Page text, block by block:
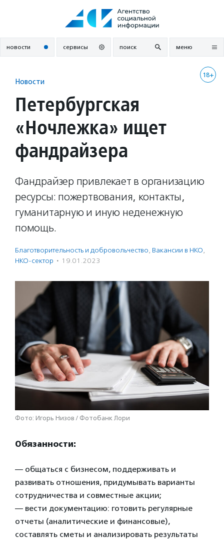
новости сервисы поиск меню
18+
Новости
Петербургская
«Ночлежка» ищет
фандрайзера
Фандрайзер привлекает в организацию
ресурсы: пожертвования, контакты,
гуманитарную и иную неденежную
помощь.
Благотвори­тель­ность и доброволь­чест­во, Вакансии в НКО,
НКО-сектор · 19.01.2023
Фото: Игорь Низов / Фотобанк Лори
Обязанности:
— общаться с бизнесом, поддерживать и
развивать отношения, придумывать варианты
сотрудничества и совместные акции;
— вести документацию: готовить регулярные
отчеты (аналитические и финансовые),
составлять сметы и анализировать результаты